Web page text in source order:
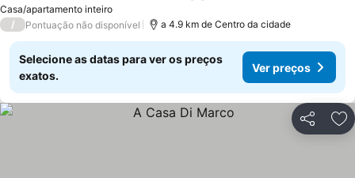
Casa/apartamento inteiro
/ Pontuação não disponível a 4.9 km de Centro da cidade
Selecione as datas para ver os preços
exatos.
Ver preços
Partilhar